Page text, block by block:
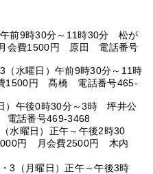
前9時30分～11時30分 松が
会費1500円 原田 電話番号
水曜日）午前9時30分～11時
1500円 髙橋 電話番号465-
）午後0時30分～3時 坪井公
話番号469-3468
水曜日）正午～午後2時30
円 月会費2500円 木内
3（月曜日）正午～午後3時